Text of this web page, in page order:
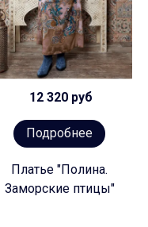
12 320 руб
Подробнее
Платье "Полина.
Заморские птицы"